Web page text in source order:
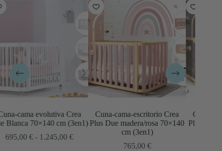
Cuna-cama-escritorio Crea
Plus Due madera/rosa 70×140
Cuna-cama-escritorio Crea
Plus Due madera/gris 70×140
cm (3en1)
765,00